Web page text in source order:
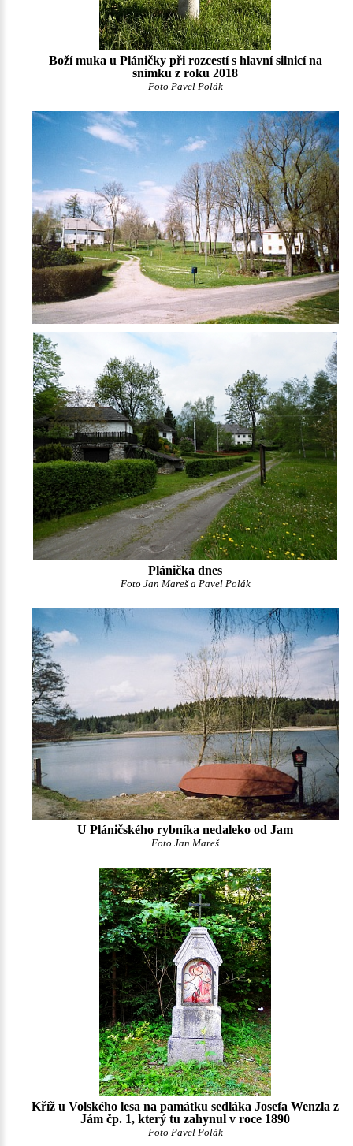
Boží muka u Pláničky při rozcestí s hlavní silnicí na
snímku z roku 2018
Foto Pavel Polák
Plánička dnes
Foto Jan Mareš a Pavel Polák
U Pláničského rybníka nedaleko od Jam
Foto Jan Mareš
Kříž u Volského lesa na památku sedláka Josefa Wenzla z
Jám čp. 1, který tu zahynul v roce 1890
Foto Pavel Polák